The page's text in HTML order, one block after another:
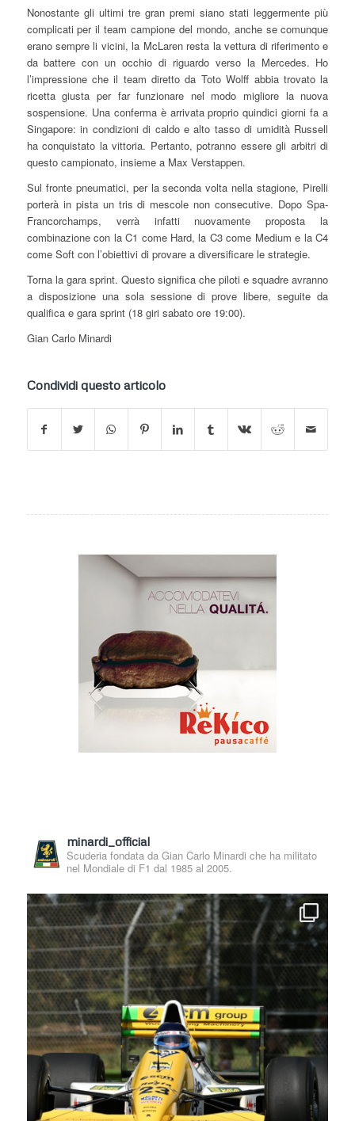
Nonostante gli ultimi tre gran premi siano stati leggermente più
complicati per il team campione del mondo, anche se comunque
erano sempre li vicini, la McLaren resta la vettura di riferimento e
da battere con un occhio di riguardo verso la Mercedes. Ho
l’impressione che il team diretto da Toto Wolff abbia trovato la
ricetta giusta per far funzionare nel modo migliore la nuova
sospensione. Una conferma è arrivata proprio quindici giorni fa a
Singapore: in condizioni di caldo e alto tasso di umidità Russell
ha conquistato la vittoria. Pertanto, potranno essere gli arbitri di
questo campionato, insieme a Max Verstappen.
Sul fronte pneumatici, per la seconda volta nella stagione, Pirelli
porterà in pista un tris di mescole non consecutive. Dopo Spa-
Francorchamps, verrà infatti nuovamente proposta la
combinazione con la C1 come Hard, la C3 come Medium e la C4
come Soft con l’obiettivi di provare a diversificare le strategie.
Torna la gara sprint. Questo significa che piloti e squadre avranno
a disposizione una sola sessione di prove libere, seguite da
qualifica e gara sprint (18 giri sabato ore 19:00).
Gian Carlo Minardi
Condividi questo articolo
minardi_official
Scuderia fondata da Gian Carlo Minardi che ha militato
nel Mondiale di F1 dal 1985 al 2005.